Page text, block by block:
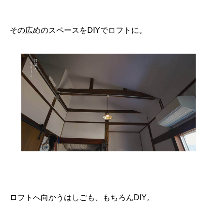
その広めのスペースをDIYでロフトに。
ロフトへ向かうはしごも、もちろんDIY。